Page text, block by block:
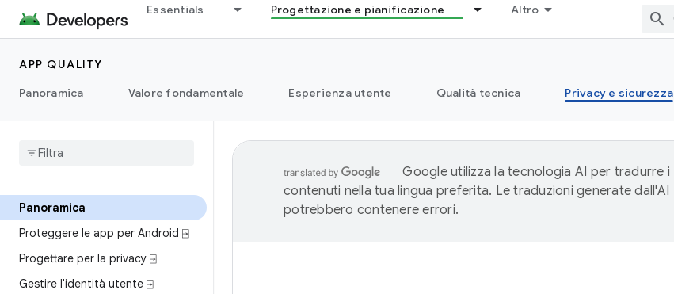
Essentials Progettazione e pianificazione Altro
APP QUALITY
Panoramica
Valore fondamentale Esperienza utente Qualità tecnica Privacy e sicurezza
Panoramica
Proteggere le app per Android ⍈
Progettare per la privacy ⍈
Gestire l'identità utente ⍈
Google utilizza la tecnologia AI per tradurre i
contenuti nella tua lingua preferita. Le traduzioni generate dall'AI
potrebbero contenere errori.